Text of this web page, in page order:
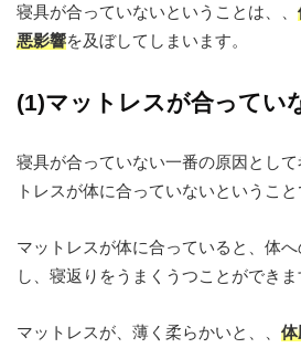
寝具が合っていないということは、、
悪影響を及ぼしてしまいます。
(1)マットレスが合ってい
寝具が合っていない一番の原因とし
トレスが体に合っていないということ
マットレスが体に合っていると、体
し、寝返りをうまくうつことができま
マットレスが、薄く柔らかいと、、 体